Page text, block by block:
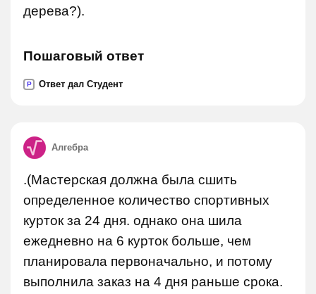
дерева?).
Пошаговый ответ
P Ответ дал Студент
Алгебра
.(Мастерская должна была сшить
определенное количество спортивных
курток за 24 дня. однако она шила
ежедневно на 6 курток больше, чем
планировала первоначально, и потому
выполнила заказ на 4 дня раньше срока.